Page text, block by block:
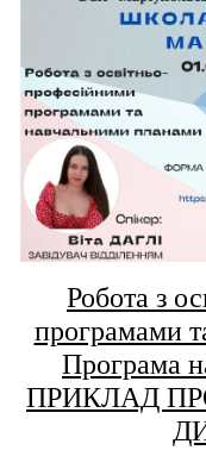
Робота з
програмами
Програма
ПРИКЛАД